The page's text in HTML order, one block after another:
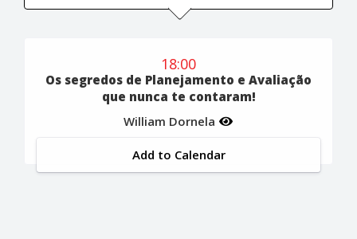
18:00
Os segredos de Planejamento e Avaliação
que nunca te contaram!
William Dornela
Add to Calendar